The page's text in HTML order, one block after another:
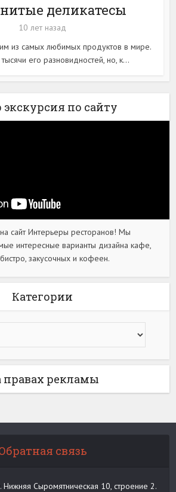
деликатесы
10 лет назад
из самых любимых продуктов в мире.
его разновидностей, но, к...
экскурсия по сайту
сайт Интерьеры ресторанов! Мы
интересные варианты дизайна кафе,
закусочных и кофеен.
Категории
правах рекламы
связь
Нижняя Сыромятническая 10, строение 2.